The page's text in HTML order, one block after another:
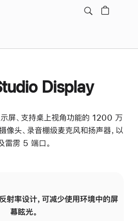
Display
屏、支持桌上视角功能的 1200 万
头、录音棚级麦克风和扬声器，以
雷雳 5 端口。
射率设计，可减少使用环境中的屏
幕眩光。